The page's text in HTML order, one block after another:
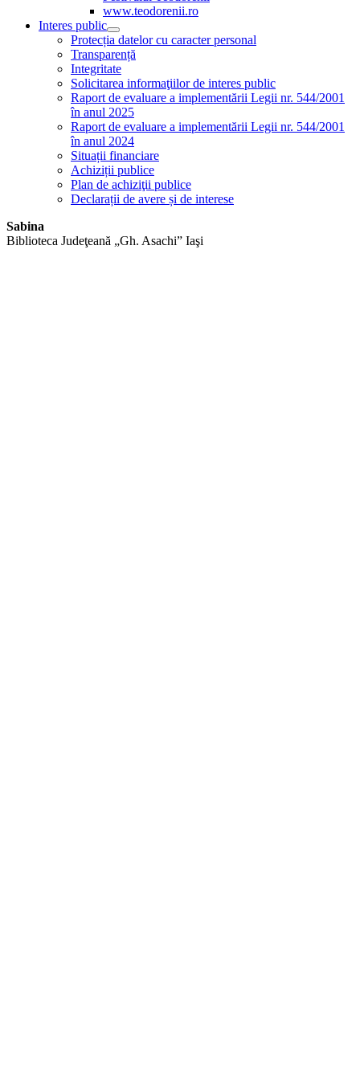
www.teodorenii.ro
Interes public
Protecția datelor cu caracter personal
Transparență
Integritate
Solicitarea informaţiilor de interes public
Raport de evaluare a implementării Legii nr. 544/2001
în anul 2025
Raport de evaluare a implementării Legii nr. 544/2001
în anul 2024
Situații financiare
Achiziții publice
Plan de achiziţii publice
Declarații de avere și de interese
Sabina
Biblioteca Judeţeană „Gh. Asachi” Iaşi